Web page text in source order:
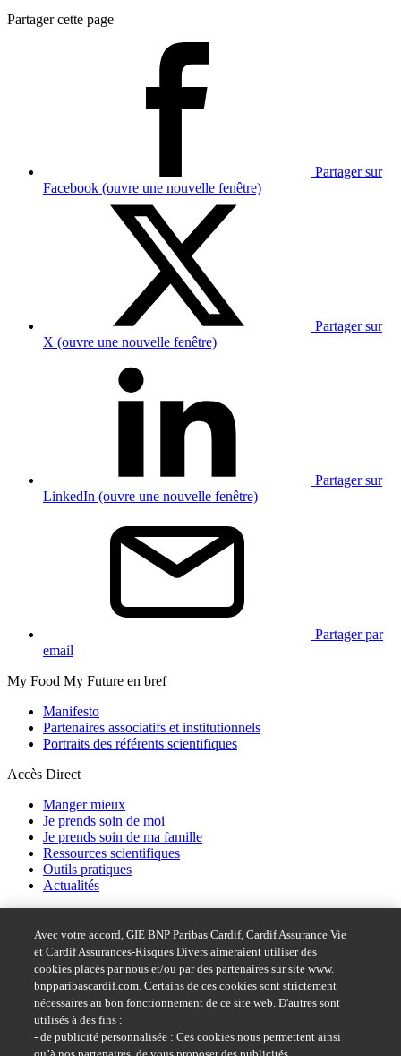
Partager cette page
Partager sur
Facebook (ouvre une nouvelle fenêtre)
Partager sur
X (ouvre une nouvelle fenêtre)
Partager sur
LinkedIn (ouvre une nouvelle fenêtre)
Partager par
email
My Food My Future en bref
Manifesto
Partenaires associatifs et institutionnels
Portraits des référents scientifiques
Accès Direct
Manger mieux
Je prends soin de moi
Je prends soin de ma famille
Ressources scientifiques
Outils pratiques
Actualités
Dispositif d'alerte BNP Paribas
Accessibilité : partiellement conforme
Suivez-nous sur
Avec votre accord, GIE BNP Paribas Cardif, Cardif Assurance Vie
et Cardif Assurances-Risques Divers aimeraient utiliser des
cookies placés par nous et/ou par des partenaires sur site www.
bnpparibascardif.com. Certains de ces cookies sont strictement
nécessaires au bon fonctionnement de ce site web. D'autres sont
utilisés à des fins :
- de publicité personnalisée : Ces cookies nous permettent ainsi